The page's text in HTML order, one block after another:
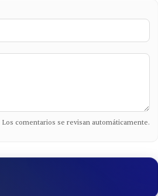
Los comentarios se revisan automáticamente.